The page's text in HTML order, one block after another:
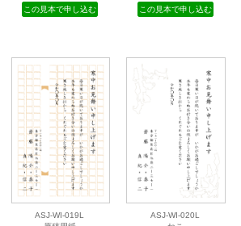
ASJ-WI-016L
エンブレム
この見本で申し込む
ASJ-WI-017L
ジグソーパズル
この見本で申し込む